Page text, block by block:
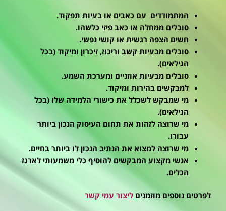
המתמודדים עם כאבים או בעיות תפקוד.
סובלים ממחלה או כאב פיזי כלשהו.
חשים הצפה רגשית או קושי נפשי.
סובלים מבעיות קשב וריכוז, זיכרון ומיקוד (בכל
הגילאים).
סובלים מבעיות אוזניים ומערכת השמע.
למבקשים בהירות ומיקוד.
מי שמבקש לשכלל את כישורי הלמידה שלו (בכל
הגילאים).
מי שרוצה לזהות את תחום העיסוק הנכון ביותר
עבורו.
מי שרוצה למצוא את הנתיב הנכון לו ביותר בחיים.
אנשי מקצוע המבקשים להוסיף כלי משמעותי לארגז
הכלים.
לפרטים נוספים מוזמנים ליצור עמי קשר